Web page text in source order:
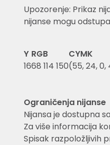
Upozorenje: Prikaz
nijanse mogu
Y
16
RGB
68 114 150
CYMK
(55, 24, 0,
Ograničenja nijanse
Nijansa je dostupna
Za više informacija
Spisak razpoložljivih